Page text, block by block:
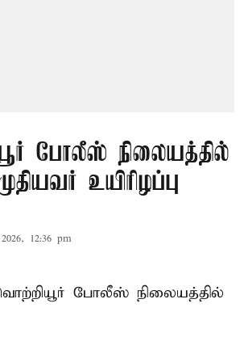
போலீஸ் நிலையத்தில்
உயிரிழப்பு
12:36 pm
போலீஸ் நிலையத்தில்